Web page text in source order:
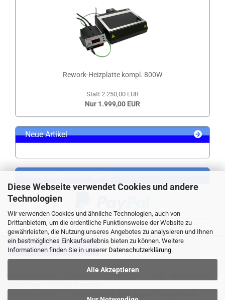
Diese Webseite verwendet Cookies und andere
Technologien
Wir verwenden Cookies und ähnliche Technologien, auch von
Drittanbietern, um die ordentliche Funktionsweise der Website zu
gewährleisten, die Nutzung unseres Angebotes zu analysieren und Ihnen
ein bestmögliches Einkaufserlebnis bieten zu können. Weitere
Informationen finden Sie in unserer Datenschutzerklärung.
Alle Akzeptieren
Rework-Heizplatte kompl. 800W
Statt 2.250,00 EUR
Nur 1.999,00 EUR
Neue Artikel
VERTRAG WIDERRUFEN
Liefer- und Versandkosten